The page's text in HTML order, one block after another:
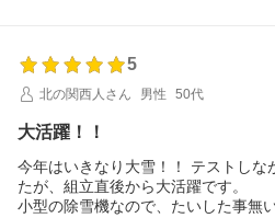
■除雪機のパワーについて
除雪車が置いていった固く重い雪の
だけは手で動かせば、20-30cm程度
ます。非常に楽です！これを求めて
『雪山の上に運ぶのがつらい』『冬
半戦で奥に持っていくのが大変』と
点が除雪機を使えば解消されます。
5
北の関西人さん
男性 50代
大活躍！！
今年はいきなり大雪！！ テストしな
たが、組立直後から大活躍です。
小型の除雪機なので、たいした事無